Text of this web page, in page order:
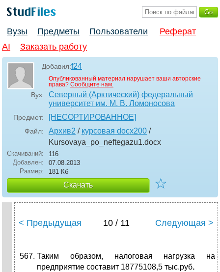
Вузы Предметы Пользователи
Реферат
AI
Заказать работу
Добавил:f24
Опубликованный материал нарушает ваши авторские
права? Сообщите нам.
Вуз:
Северный (Арктический) федеральный
университет им. М. В. Ломоносова
Предмет: [НЕСОРТИРОВАННОЕ]
Файл: Архив2 / курсовая docx200 /
Kursovaya_po_neftegazu1.docx
Скачиваний:
116
Добавлен:
07.08.2013
Размер:
181 Кб
Скачать ☆
< Предыдущая 10 / 11 Следующая >
Таким образом, налоговая нагрузка на
предприятие составит 18775108,5 тыс.руб.